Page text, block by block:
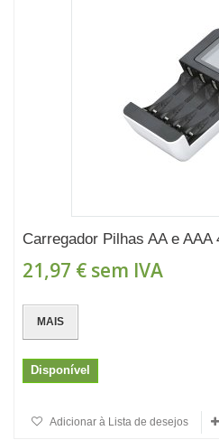
Carregador Pilhas AA e
21,97 € sem IVA
MAIS
Disponível
Adicionar à Lista de desejos